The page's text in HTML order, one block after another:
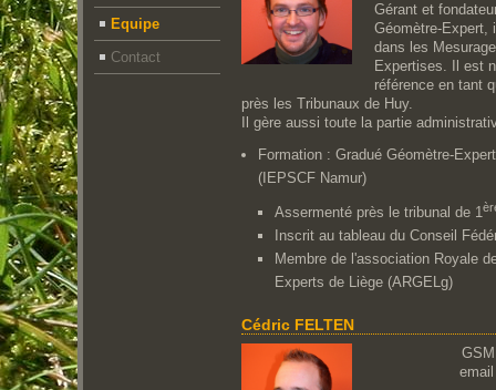
Equipe
Contact
Gérant et
Géomètre-Expert,
dans les
Expertises. Il est
référence en tant
près les Tribunaux de Huy.
Il gère aussi toute la partie
Formation : Gradué Géomètre-
(IEPSCF Namur)
Assermenté près le tribunal de 1
Inscrit au tableau du Conseil
Membre de l'association Royale
Experts de Liège (ARGELg)
Cédric FELTEN